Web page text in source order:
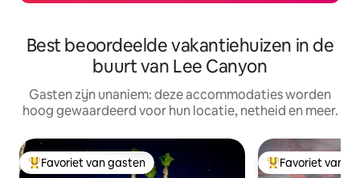
Best beoordeelde vakantiehuizen in de
buurt van Lee Canyon
Gasten zijn unaniem: deze accommodaties worden
hoog gewaardeerd voor hun locatie, netheid en meer.
Topfavoriet van gasten
Favoriet van gasten Topfavoriet van
Favoriet van